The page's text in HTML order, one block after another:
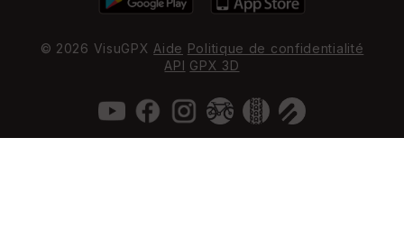
© 2026 VisuGPX Aide Politique de confidentialité
API GPX 3D